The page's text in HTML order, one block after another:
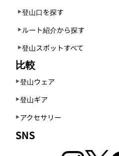
登山口を探す
ルート紹介から探す
登山スポットすべて
比較
登山ウェア
登山ギア
アクセサリー
SNS